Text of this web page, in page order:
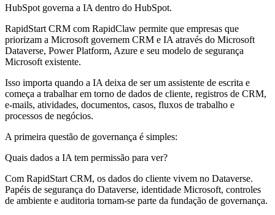
HubSpot governa a IA dentro do HubSpot.
RapidStart CRM com RapidClaw permite que empresas que
priorizam a Microsoft governem CRM e IA através do Microsoft
Dataverse, Power Platform, Azure e seu modelo de segurança
Microsoft existente.
Isso importa quando a IA deixa de ser um assistente de escrita e
começa a trabalhar em torno de dados de cliente, registros de CRM,
e-mails, atividades, documentos, casos, fluxos de trabalho e
processos de negócios.
A primeira questão de governança é simples:
Quais dados a IA tem permissão para ver?
Com RapidStart CRM, os dados do cliente vivem no Dataverse.
Papéis de segurança do Dataverse, identidade Microsoft, controles
de ambiente e auditoria tornam-se parte da fundação de governança.